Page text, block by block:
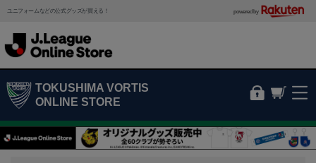
ユニフォームなどの公式グッズが買える！ powered by
TOKUSHIMA VORTIS
ONLINE STORE